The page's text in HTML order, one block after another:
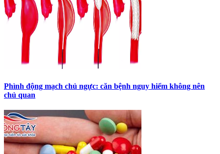
Phình động mạch chủ ngực: căn bệnh nguy hiểm không nên
chủ quan